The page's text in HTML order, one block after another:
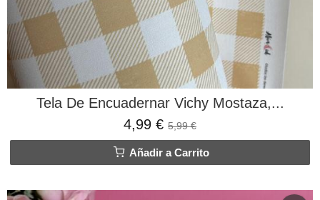
Tela De Encuadernar Vichy Mostaza,...
4,99 € 5,99 €
Añadir a Carrito